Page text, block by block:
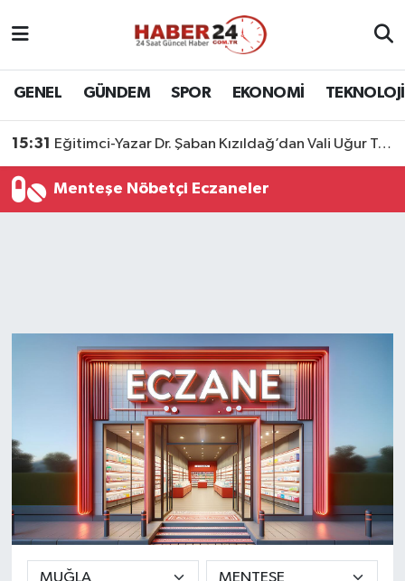
GENEL GÜNDEM SPOR EKONOMİ TEKNOLOJİ
15:31 Eğitimci-Yazar Dr. Şaban Kızıldağ’dan Vali Uğur Turan’a Ziyaret
Menteşe Nöbetçi Eczaneler
Nöbetçi Eczaneler
Son Dakika Haberleri
Haber Arşivi